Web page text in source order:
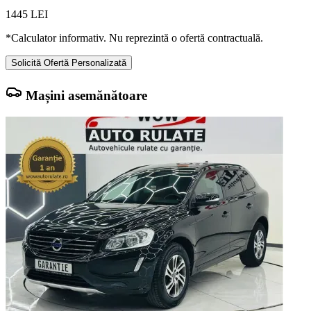
1445 LEI
*Calculator informativ. Nu reprezintă o ofertă contractuală.
Solicită Ofertă Personalizată
Mașini asemănătoare